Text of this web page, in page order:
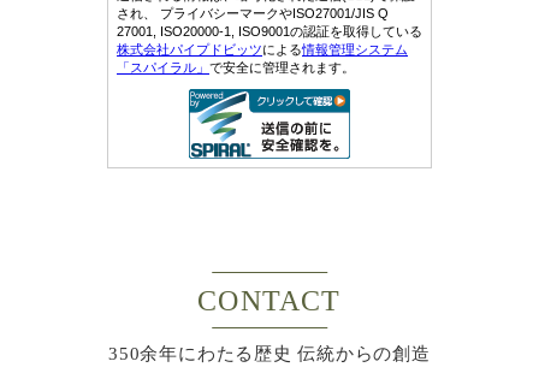
CONTACT
350余年にわたる歴史 伝統からの創造